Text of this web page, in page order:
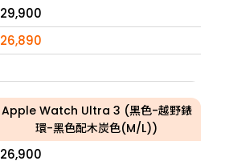
29,900
26,890
Apple Watch Ultra 3 (黑色-越野錶
環-黑色配木炭色(M/L))
26,900